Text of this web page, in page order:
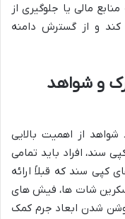
مالی یا جلوگیری از
کند و از گسترش دامنه
و شواهد
از اهمیت بالایی
سند، افراد باید تمامی
کپی سند که قبلاً ارائه
اسکرین شات ها، فیش های
شدن ابعاد جرم کمک